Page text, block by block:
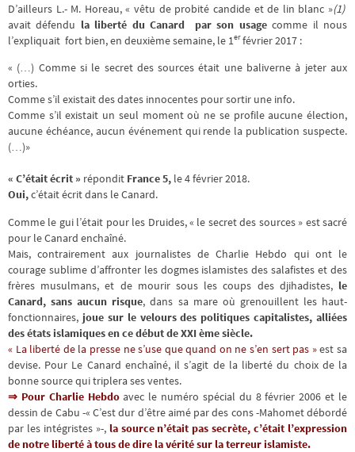
D’ailleurs L.- M. Horeau, « vêtu de probité candide et de lin blanc »(1)
avait défendu la liberté du Canard par son usagecomme il nous
l’expliquait fort bien, en deuxième semaine, le 1erfévrier 2017 :
« (…) Comme si le secret des sources était une baliverne à jeter aux
orties.
Comme s’il existait des dates innocentes pour sortir une info.
Comme s’il existait un seul moment où ne se profile aucune élection,
aucune échéance, aucun événement qui rende la publication suspecte.
(…)»
« C’était écrit » répondit France 5, le 4 février 2018.
Oui,c’était écrit dans le Canard.
Comme le gui l’était pour les Druides, « le secret des sources » est sacré
pour le Canard enchaîné.
Mais, contrairement aux journalistes de Charlie Hebdo qui ont le
courage sublime d’affronter les dogmes islamistes des salafistes et des
frères musulmans, et de mourir sous les coups des djihadistes, le
Canard, sans aucun risque, dans sa mare où grenouillent les haut-
fonctionnaires, joue sur le velours des politiques capitalistes, alliées
des états islamiques en ce début de XXI ème siècle.
« La liberté de la presse ne s’use que quand on ne s’en sert pas »est sa
devise. Pour Le Canard enchaîné, il s’agit de la liberté du choix de la
bonne source qui triplera ses ventes.
⇒ Pour Charlie Hebdo avec le numéro spécial du 8 février 2006 et le
dessin de Cabu -« C’est dur d’être aimé par des cons -Mahomet débordé
par les intégristes »-, la source n’était pas secrète, c’était l’expression
de notre liberté à tous de dire la vérité sur la terreur islamiste.